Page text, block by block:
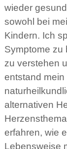
wieder
sowohl bei
Kindern. Ich
Symptome zu
zu verstehen
entstand mein
alternativen
erfahren, wie
Lebensweise